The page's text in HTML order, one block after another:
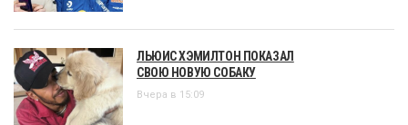
ЛЬЮИС ХЭМИЛТОН ПОКАЗАЛ
СВОЮ НОВУЮ СОБАКУ
Вчера в 15:09